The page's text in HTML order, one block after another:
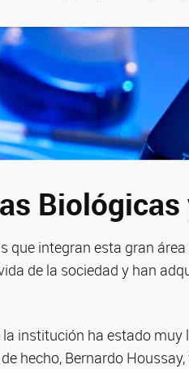
Biológicas
que integran esta gran
de la sociedad y han
institución ha estado
hecho, Bernardo